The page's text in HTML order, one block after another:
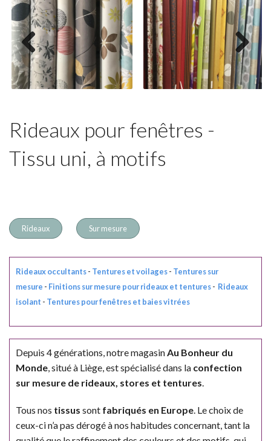
Previous Next
Rideaux pour fenêtres -
Tissu uni, à motifs
Rideaux Sur mesure
Rideaux occultants- Tentures et voilages- Tentures sur
mesure - Finitions sur mesure pour rideaux et tentures- Rideaux
isolant - Tentures pour fenêtres et baies vitrées
Depuis 4 générations, notre magasinAu Bonheur du
Monde, situé à Liège, est spécialisé dans la confection
sur mesure de rideaux, stores et tentures.
Tous nos tissus sont fabriqués en Europe. Le choix de
ceux-ci n’a pas dérogé à nos habitudes concernant, tant la